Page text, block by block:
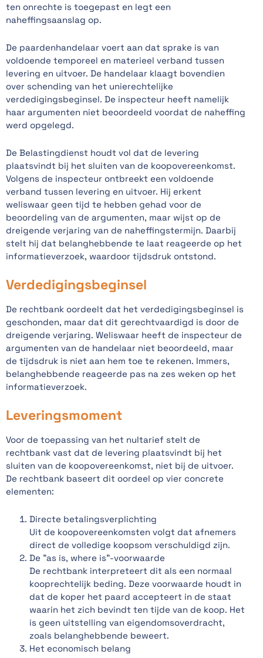
ten onrechte is toegepast en legt een
naheffingsaanslag op.
De paardenhandelaar voert aan dat sprake is van
voldoende temporeel en materieel verband tussen
levering en uitvoer. De handelaar klaagt bovendien
over schending van het unierechtelijke
verdedigingsbeginsel. De inspecteur heeft namelijk
haar argumenten niet beoordeeld voordat de naheffing
werd opgelegd.
De Belastingdienst houdt vol dat de levering
plaatsvindt bij het sluiten van de koopovereenkomst.
Volgens de inspecteur ontbreekt een voldoende
verband tussen levering en uitvoer. Hij erkent
weliswaar geen tijd te hebben gehad voor de
beoordeling van de argumenten, maar wijst op de
dreigende verjaring van de naheffingstermijn. Daarbij
stelt hij dat belanghebbende te laat reageerde op het
informatieverzoek, waardoor tijdsdruk ontstond.
Verdedigingsbeginsel
De rechtbank oordeelt dat het verdedigingsbeginsel is
geschonden, maar dat dit gerechtvaardigd is door de
dreigende verjaring. Weliswaar heeft de inspecteur de
argumenten van de handelaar niet beoordeeld, maar
de tijdsdruk is niet aan hem toe te rekenen. Immers,
belanghebbende reageerde pas na zes weken op het
informatieverzoek.
Leveringsmoment
Voor de toepassing van het nultarief stelt de
rechtbank vast dat de levering plaatsvindt bij het
sluiten van de koopovereenkomst, niet bij de uitvoer.
De rechtbank baseert dit oordeel op vier concrete
elementen:
Directe betalingsverplichting
Uit de koopovereenkomsten volgt dat afnemers
direct de volledige koopsom verschuldigd zijn.
De "as is, where is"-voorwaarde
De rechtbank interpreteert dit als een normaal
kooprechtelijk beding. Deze voorwaarde houdt in
dat de koper het paard accepteert in de staat
waarin het zich bevindt ten tijde van de koop. Het
is geen uitstelling van eigendomsoverdracht,
zoals belanghebbende beweert.
Het economisch belang